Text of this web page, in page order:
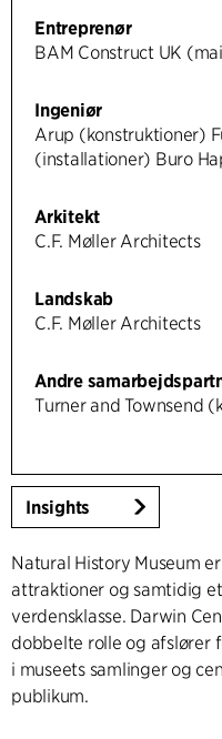
Entreprenør
BAM Construct UK
Ingeniør
Arup (konstruktioner)
(installationer) Buro
Arkitekt
C.F. Møller Architects
Landskab
C.F. Møller Architects
Andre
Turner and Townsend
Insights
Natural History Museum
attraktioner og samtidig
verdensklasse. Darwin
dobbelte rolle og afslører
i museets samlinger og
publikum.